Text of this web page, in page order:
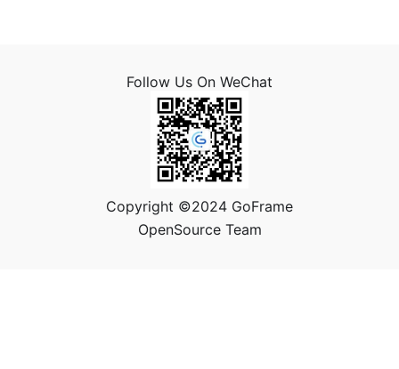
Follow Us On WeChat
Copyright ©2024 GoFrame
OpenSource Team